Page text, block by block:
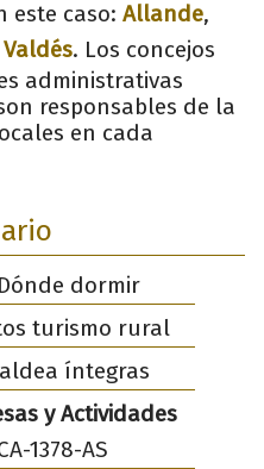
este caso: Allande,
Valdés. Los concejos
administrativas
responsables de la
en cada
dormir
turismo rural
íntegras
y Actividades
1378-AS